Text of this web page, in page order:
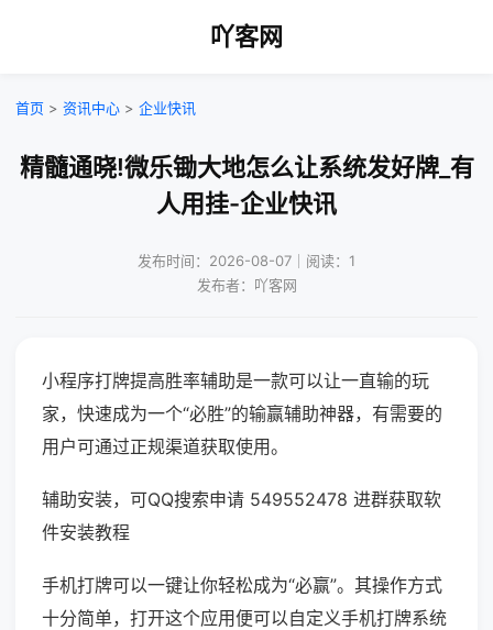
吖客网
首页 > 资讯中心 > 企业快讯
精髓通晓!微乐锄大地怎么让系统发好牌_有
人用挂-企业快讯
发布时间：2026-08-07｜阅读：1
发布者：吖客网
小程序打牌提高胜率辅助是一款可以让一直输的玩
家，快速成为一个“必胜”的输赢辅助神器，有需要的
用户可通过正规渠道获取使用。
辅助安装，可QQ搜索申请 549552478 进群获取软
件安装教程
手机打牌可以一键让你轻松成为“必赢”。其操作方式
十分简单，打开这个应用便可以自定义手机打牌系统